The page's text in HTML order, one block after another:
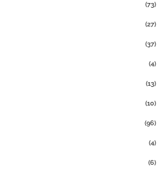
(73)
(27)
(37)
(4)
(13)
(10)
(96)
(4)
(6)